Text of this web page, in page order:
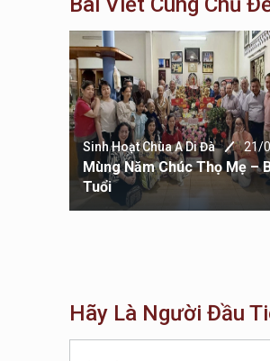
Sinh Hoạt Chùa A Di Đà 21/
Mùng Năm Chúc Thọ Mẹ –
Tuổi
Hãy Là Người Đầu